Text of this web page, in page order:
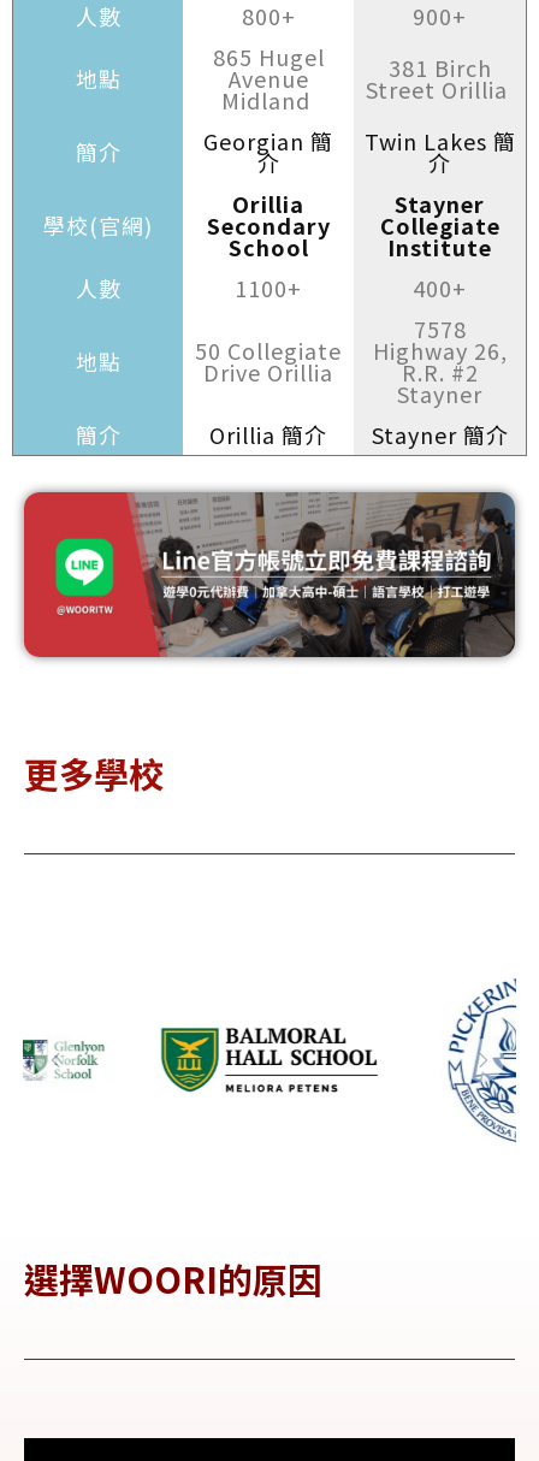
人數 800+
900+
地點
865 Hugel
Avenue
Midland
381 Birch
Street Orillia
簡介
Georgian 簡
介
Twin Lakes 簡
介
學校(官網)
Orillia
Secondary
School
Stayner
Collegiate
Institute
人數
1100+ 400+
地點 50 Collegiate
Drive Orillia
7578
Highway 26,
R.R. #2
Stayner
簡介
Orillia 簡介 Stayner 簡介
更多學校
巴
克林高中
選擇WOORI的原因